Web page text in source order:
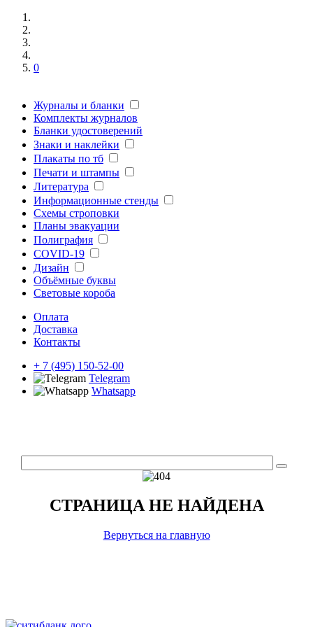
0
Журналы и бланки
Комплекты журналов
Бланки удостоверений
Знаки и наклейки
Плакаты по тб
Печати и штампы
Литература
Информационные стенды
Схемы строповки
Планы эвакуации
Полиграфия
COVID-19
Дизайн
Объёмные буквы
Световые короба
Оплата
Доставка
Контакты
+ 7 (495) 150-52-00
Telegram
Whatsapp
СТРАНИЦА НЕ НАЙДЕНА
Вернуться на главную